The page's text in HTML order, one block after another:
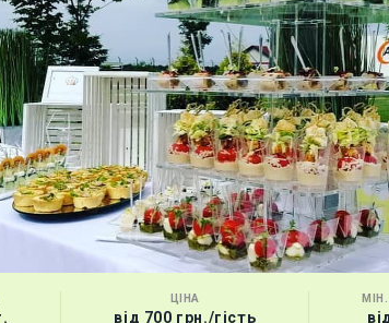
ЦІНА
від 700 грн./гість